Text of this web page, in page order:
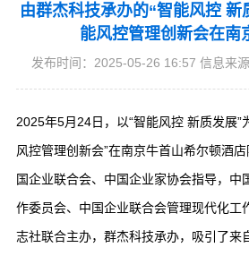
由群杰科技承办的“智能风控 新
能风控管理创新会在南
发布时间：2025-05-26 16:57 信息来
2025年5月24日，以“智能风控 新质发展”
风控管理创新会”在南京牛首山希尔顿酒
国企业联合会、中国企业家协会指导，中
作委员会、中国企业联合会管理现代化工
志社联合主办，群杰科技承办，吸引了来